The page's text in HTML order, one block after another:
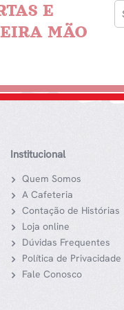
E
MÃO
Institucional
Quem Somos
A Cafeteria
Contação de Histórias
Loja online
Dúvidas Frequentes
Política de Privacidade
Fale Conosco